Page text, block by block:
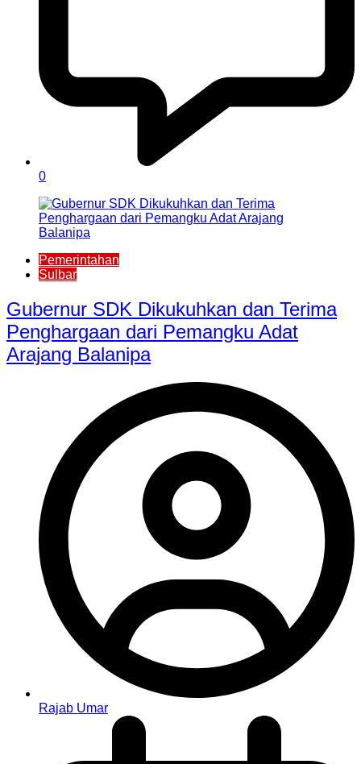
0
Pemerintahan
Sulbar
Gubernur SDK Dikukuhkan dan Terima
Penghargaan dari Pemangku Adat
Arajang Balanipa
Rajab Umar